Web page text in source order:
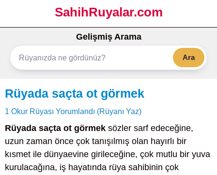
SahihRuyalar.com
Gelişmiş Arama
Ara
Rüyada saçta ot görmek
1 Okur Rüyası Yorumlandı (Rüyanı Yaz)
Rüyada saçta ot görmek sözler sarf edeceğine,
uzun zaman önce çok tanışılmış olan hayırlı bir
kısmet ile dünyaevine girileceğine, çok mutlu bir yuva
kurulacağına, iş hayatında rüya sahibinin çok